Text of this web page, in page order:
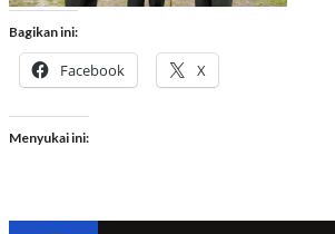
Bagikan ini:
Facebook X
Menyukai ini: